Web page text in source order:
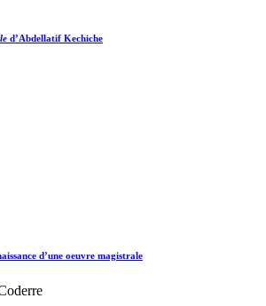
d’Abdellatif Kechiche
d’une oeuvre magistrale